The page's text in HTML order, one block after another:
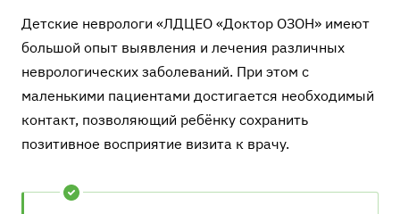
Детские неврологи «ЛДЦЕО «Доктор ОЗОН» имеют
большой опыт выявления и лечения различных
неврологических заболеваний. При этом с
маленькими пациентами достигается необходимый
контакт, позволяющий ребёнку сохранить
позитивное восприятие визита к врачу.